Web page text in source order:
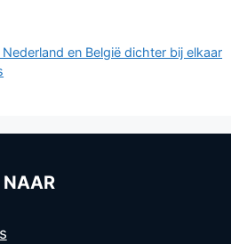
en België dichter bij elkaar
NAAR